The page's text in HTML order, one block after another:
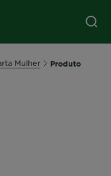
Mulher Produto